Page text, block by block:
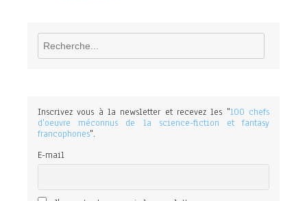
Rechercher
Inscrivez vous à la newsletter et recevez les "100 chefs
d'oeuvre méconnus de la science-fiction et fantasy
francophones".
E-mail